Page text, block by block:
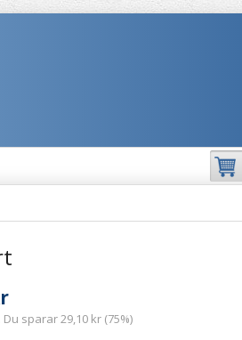
Du sparar 29,10 kr (75%)